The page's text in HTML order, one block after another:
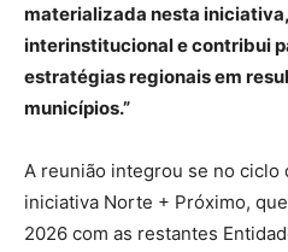
materializada nesta
interinstitucional e contribui
estratégias regionais em
municípios.”
A reunião integrou se no
iniciativa Norte + Próximo,
2026 com as restantes